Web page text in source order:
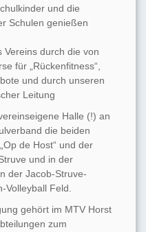
und die
Schulen genießen
Vereins durch die von
für „Rückenfitness“,
und durch unseren
Leitung
Halle (!) an
die beiden
de Host“ und der
und in der
der Jacob-Struve-
Volleyball Feld.
gehört im MTV Horst
zum